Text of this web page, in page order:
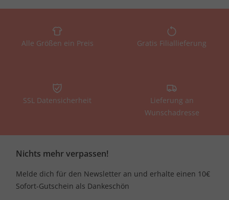
Alle Größen ein Preis Gratis Filiallieferung
SSL Datensicherheit
Lieferung an
Wunschadresse
Nichts mehr verpassen!
Melde dich für den Newsletter an und erhalte einen 10€
Sofort-Gutschein als Dankeschön